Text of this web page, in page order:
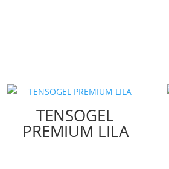
TENSOGEL
PREMIUM LILA